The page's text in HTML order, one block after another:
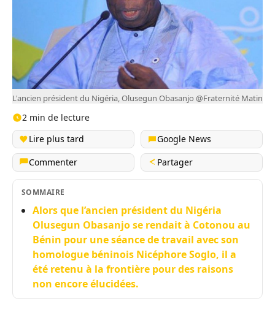
L'ancien président du Nigéria, Olusegun Obasanjo @Fraternité Matin
2 min de lecture
Lire plus tard
Google News
Commenter
Partager
SOMMAIRE
Alors que l’ancien président du Nigéria
Olusegun Obasanjo se rendait à Cotonou au
Bénin pour une séance de travail avec son
homologue béninois Nicéphore Soglo, il a
été retenu à la frontière pour des raisons
non encore élucidées.